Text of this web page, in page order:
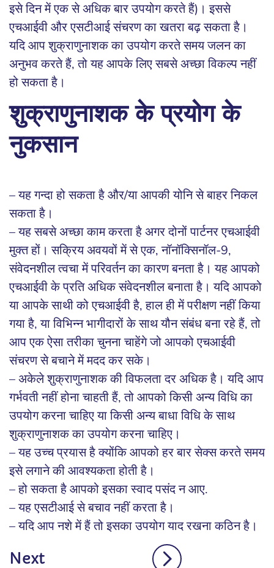
इसे दिन में एक से अधिक बार उपयोग करते हैं)। इससे
एचआईवी और एसटीआई संचरण का खतरा बढ़ सकता है।
यदि आप शुक्राणुनाशक का उपयोग करते समय जलन का
अनुभव करते हैं, तो यह आपके लिए सबसे अच्छा विकल्प नहीं
हो सकता है।
शुक्राणुनाशक के प्रयोग के
नुकसान
– यह गन्दा हो सकता है और/या आपकी योनि से बाहर निकल
सकता है।
– यह सबसे अच्छा काम करता है अगर दोनों पार्टनर एचआईवी
मुक्त हों। सक्रिय अवयवों में से एक, नॉनॉक्सिनॉल-9,
संवेदनशील त्वचा में परिवर्तन का कारण बनता है। यह आपको
एचआईवी के प्रति अधिक संवेदनशील बनाता है। यदि आपको
या आपके साथी को एचआईवी है, हाल ही में परीक्षण नहीं किया
गया है, या विभिन्न भागीदारों के साथ यौन संबंध बना रहे हैं, तो
आप एक ऐसा तरीका चुनना चाहेंगे जो आपको एचआईवी
संचरण से बचाने में मदद कर सके।
– अकेले शुक्राणुनाशक की विफलता दर अधिक है। यदि आप
गर्भवती नहीं होना चाहती हैं, तो आपको किसी अन्य विधि का
उपयोग करना चाहिए या किसी अन्य बाधा विधि के साथ
शुक्राणुनाशक का उपयोग करना चाहिए।
– यह उच्च प्रयास है क्योंकि आपको हर बार सेक्स करते समय
इसे लगाने की आवश्यकता होती है।
– हो सकता है आपको इसका स्वाद पसंद न आए.
– यह एसटीआई से बचाव नहीं करता है।
– यदि आप नशे में हैं तो इसका उपयोग याद रखना कठिन है।
Next